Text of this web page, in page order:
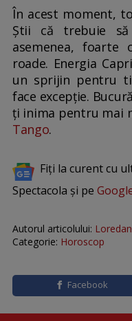
În acest moment,
Știi că trebuie
asemenea, foarte
roade. Energia
un sprijin pentru
face excepție.
ți inima pentru mai
Tango.
Fiți la curent cu
Spectacola și pe
Autorul articolului:
Categorie: Horoscop
Facebook